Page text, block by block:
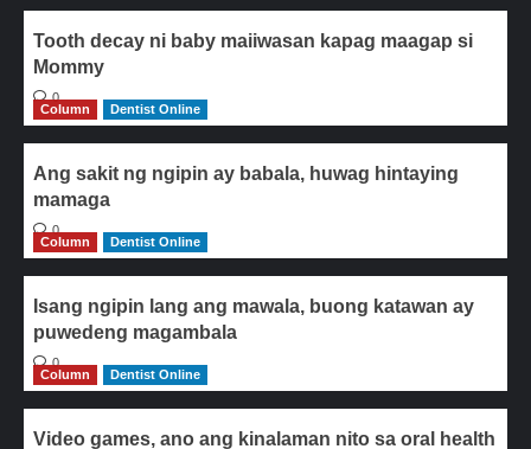
Tooth decay ni baby maiiwasan kapag maagap si
Mommy
0
Column
Dentist Online
Ang sakit ng ngipin ay babala, huwag hintaying
mamaga
0
Column
Dentist Online
Isang ngipin lang ang mawala, buong katawan ay
puwedeng magambala
0
Column
Dentist Online
Video games, ano ang kinalaman nito sa oral health